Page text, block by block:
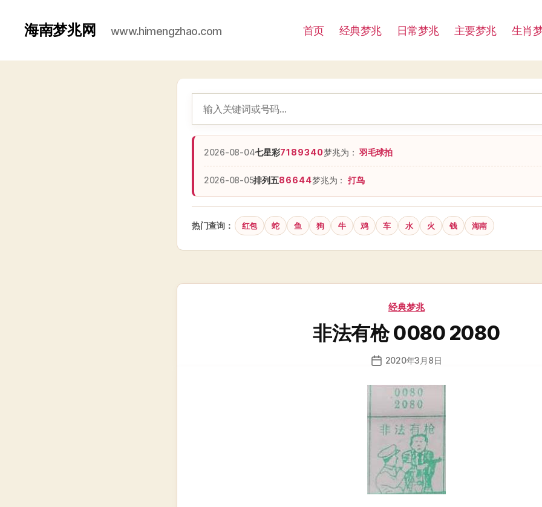
海南梦兆网 www.himengzhao.com 首页 经典梦兆 日常梦兆 主要梦兆 生肖
2026-08-04七星彩7189340梦兆为：羽毛球拍
2026-08-05排列五86644梦兆为： 打鸟
热门查询： 红包 蛇 鱼 狗 牛 鸡 车 水 火 钱 海南
分
经典梦兆
非法有枪 0080 2080
发
日
2020年3月8日